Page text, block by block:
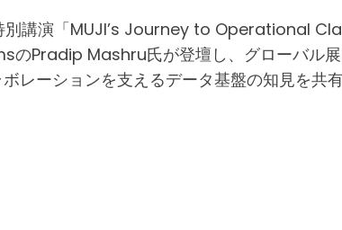
別講演「MUJI’s Journey to Operational
Pradip Mashru氏が登壇し、グローバル
ーションを支えるデータ基盤の知見を共有